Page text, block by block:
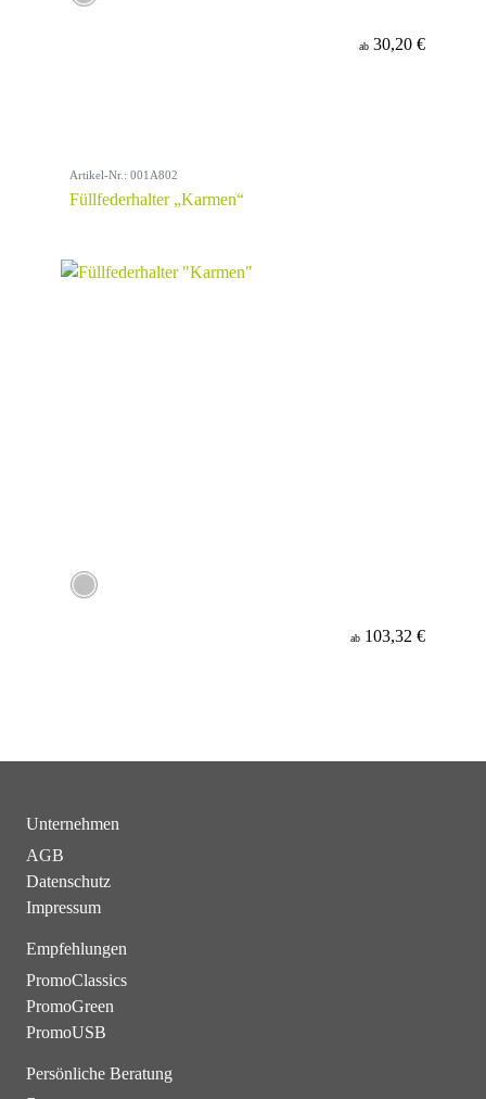
ab 30,20 €
Artikel-Nr.: 001A802
Füllfederhalter „Karmen“
ab 103,32 €
Unternehmen
AGB
Datenschutz
Impressum
Empfehlungen
PromoClassics
PromoGreen
PromoUSB
Persönliche Beratung